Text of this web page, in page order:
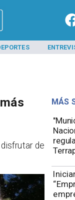
MÁS
de